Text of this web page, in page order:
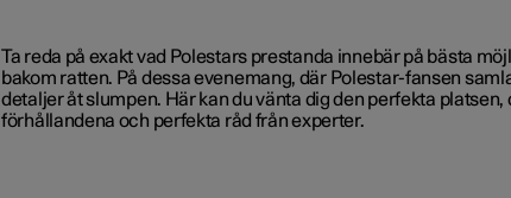
Ta reda på exakt vad Polestars prestanda innebär på bästa
bakom ratten. På dessa evenemang, där Polestar-fansen
detaljer åt slumpen. Här kan du vänta dig den perfekta platsen,
förhållandena och perfekta råd från experter.